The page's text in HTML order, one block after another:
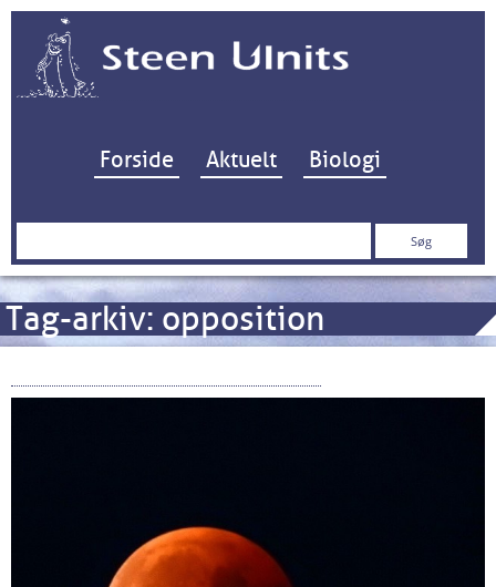
Hop til indhold
Forside Aktuelt Biologi
Søg
Tag-arkiv: opposition